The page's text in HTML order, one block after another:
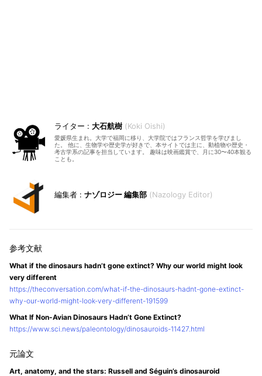
大石航樹 Koki Oishi
愛媛県生まれ。大学で福岡に移り、大学院ではフランス哲学を学びまし
た。 他に、生物学や歴史学が好きで、本サイトでは主に、動植物や歴史・
考古学系の記事を担当しています。 趣味は映画鑑賞で、月に30〜40本観る
ことも。
ナゾロジー 編集部 Nazology Editor
What if the dinosaurs hadn’t gone extinct? Why our world might look
very different
https://theconversation.com/what-if-the-dinosaurs-hadnt-gone-extinct-
why-our-world-might-look-very-different-191599
What If Non-Avian Dinosaurs Hadn’t Gone Extinct?
https://www.sci.news/paleontology/dinosauroids-11427.html
Art, anatomy, and the stars: Russell and Séguin’s dinosauroid